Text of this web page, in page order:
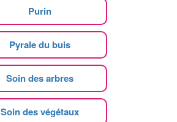
Purin
Pyrale du buis
Soin des arbres
Soin des végétaux